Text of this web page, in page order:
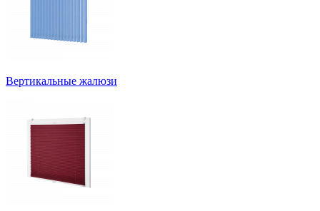
Вертикальные жалюзи